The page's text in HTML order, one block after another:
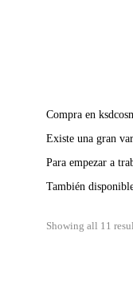
Compra en
Existe una gran
Para empezar a
También
Showing all 11